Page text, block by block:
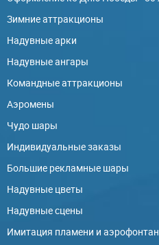
Зимние аттракционы
Надувные арки
Надувные ангары
Командные аттракционы
Аэромены
Чудо шары
Индивидуальные заказы
Большие рекламные шары
Надувные цветы
Надувные сцены
Имитация пламени и